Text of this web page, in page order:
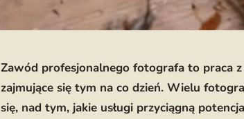
Zawód profesjonalnego fotografa to praca
zajmujące się tym na co dzień. Wielu
się, nad tym, jakie usługi przyciągną